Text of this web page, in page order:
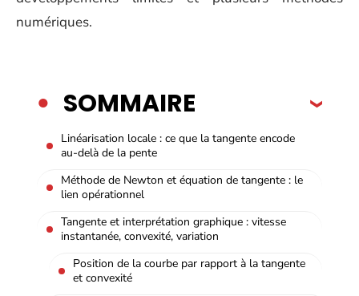
numériques.
SOMMAIRE
Linéarisation locale : ce que la tangente encode
au-delà de la pente
Méthode de Newton et équation de tangente : le
lien opérationnel
Tangente et interprétation graphique : vitesse
instantanée, convexité, variation
Position de la courbe par rapport à la tangente
et convexité